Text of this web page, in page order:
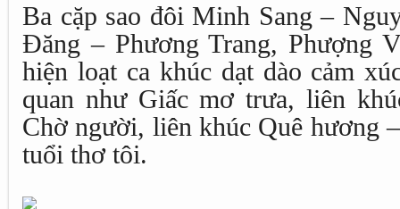
Ba cặp sao đôi Minh Sang –
Đăng – Phương Trang, Phượng
hiện loạt ca khúc dạt dào cảm
quan như Giấc mơ trưa, liên
Chờ người, liên khúc Quê hương
tuổi thơ tôi.